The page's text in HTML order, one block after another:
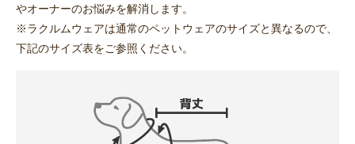
やオーナーのお悩みを解消します。
※ラクルムウェアは通常のペットウェアのサイズと異なるので、
下記のサイズ表をご参照ください。